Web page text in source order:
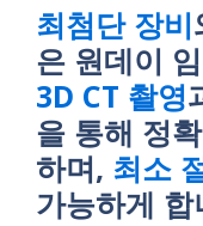
최첨단 장비
은 원데이
3D CT 촬영
을 통해 정
하며, 최소
가능하게 합